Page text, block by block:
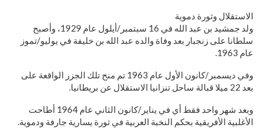
الاستقلال وثورة دموية
ولد جمشيد بن عبد الله في 16 سبتمبر/أيلول عام 1929، وأصبح
سلطانا على زنجبار بعد وفاة والده عبد الله بن خليفة في يوليو/تموز
عام 1963.
وفي ديسمبر/كانون الأول عام 1963 تم منح تلك الجزر الواقعة على
بعد 22 ميلا قبالة ساحل تنزانيا الاستقلال عن بريطانيا.
وبعد شهر واحد فقط أي في يناير/كانون الثاني عام 1964 أطاحت
الأغلبية الأفريقية بحكم النخبة العربية في ثورة يسارية جارفة ودموية.